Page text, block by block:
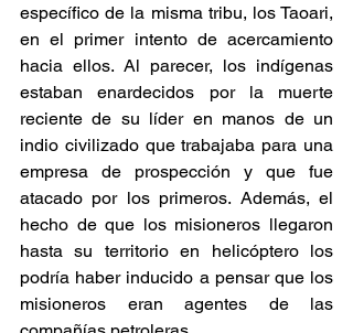
específico de la misma tribu, los Taoari,
en el primer intento de acercamiento
hacia ellos. Al parecer, los indígenas
estaban enardecidos por la muerte
reciente de su líder en manos de un
indio civilizado que trabajaba para una
empresa de prospección y que fue
atacado por los primeros. Además, el
hecho de que los misioneros llegaron
hasta su territorio en helicóptero los
podría haber inducido a pensar que los
misioneros eran agentes de las